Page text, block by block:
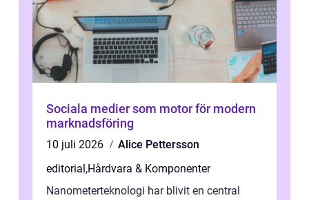
Sociala medier som motor för modern
marknadsföring
10 juli 2026
Alice Pettersson
editorial,Hårdvara & Komponenter
Nanometerteknologi har blivit en central